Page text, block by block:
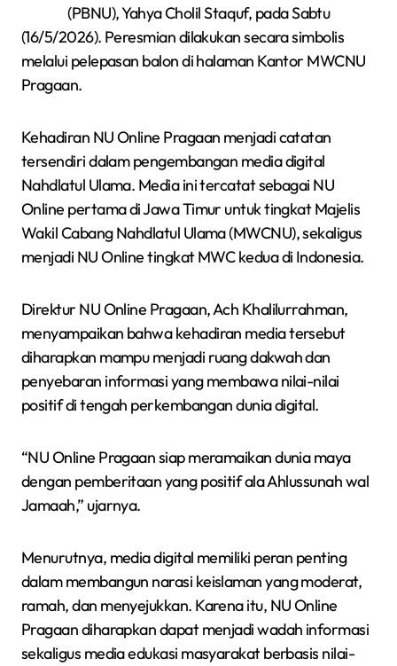
(PBNU), Yahya Cholil Staquf, pada Sabtu
(16/5/2026). Peresmian dilakukan secara simbolis
melalui pelepasan balon di halaman Kantor MWCNU
Pragaan.
Kehadiran NU Online Pragaan menjadi catatan
tersendiri dalam pengembangan media digital
Nahdlatul Ulama. Media ini tercatat sebagai NU
Online pertama di Jawa Timur untuk tingkat Majelis
Wakil Cabang Nahdlatul Ulama (MWCNU), sekaligus
menjadi NU Online tingkat MWC kedua di Indonesia.
Direktur NU Online Pragaan, Ach Khalilurrahman,
menyampaikan bahwa kehadiran media tersebut
diharapkan mampu menjadi ruang dakwah dan
penyebaran informasi yang membawa nilai-nilai
positif di tengah perkembangan dunia digital.
“NU Online Pragaan siap meramaikan dunia maya
dengan pemberitaan yang positif ala Ahlussunah wal
Jamaah,” ujarnya.
Menurutnya, media digital memiliki peran penting
dalam membangun narasi keislaman yang moderat,
ramah, dan menyejukkan. Karena itu, NU Online
Pragaan diharapkan dapat menjadi wadah informasi
sekaligus media edukasi masyarakat berbasis nilai-